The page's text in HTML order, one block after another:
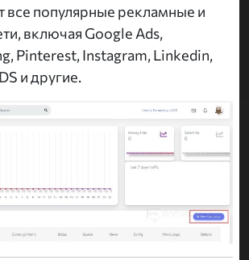
все популярные рекламные и
включая Google Ads,
Pinterest, Instagram, Linkedin,
и другие.